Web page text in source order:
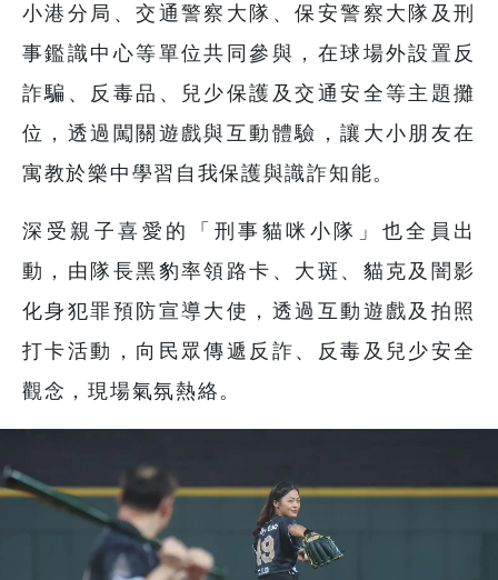
小港分局、交通警察大隊、保安警察大隊及刑
事鑑識中心等單位共同參與，在球場外設置反
詐騙、反毒品、兒少保護及交通安全等主題攤
位，透過闖關遊戲與互動體驗，讓大小朋友在
寓教於樂中學習自我保護與識詐知能。
深受親子喜愛的「刑事貓咪小隊」也全員出
動，由隊長黑豹率領路卡、大斑、貓克及闇影
化身犯罪預防宣導大使，透過互動遊戲及拍照
打卡活動，向民眾傳遞反詐、反毒及兒少安全
觀念，現場氣氛熱絡。